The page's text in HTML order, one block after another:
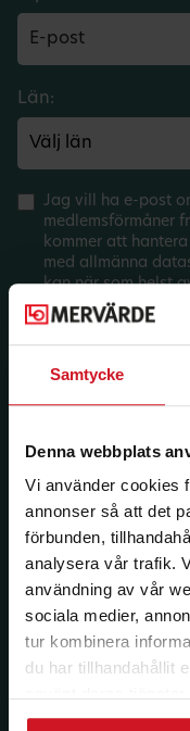
Samtycke
Denna webbplats
Vi använder cookies
annonser så att det
förbunden,
analysera vår trafik.
användning av vår
sociala medier,
tur kombinera
du har tillhandahållit
Län:
Jag vill ha e-post
medlemsförmåner
kommer att
med allmänna
kan när som helst